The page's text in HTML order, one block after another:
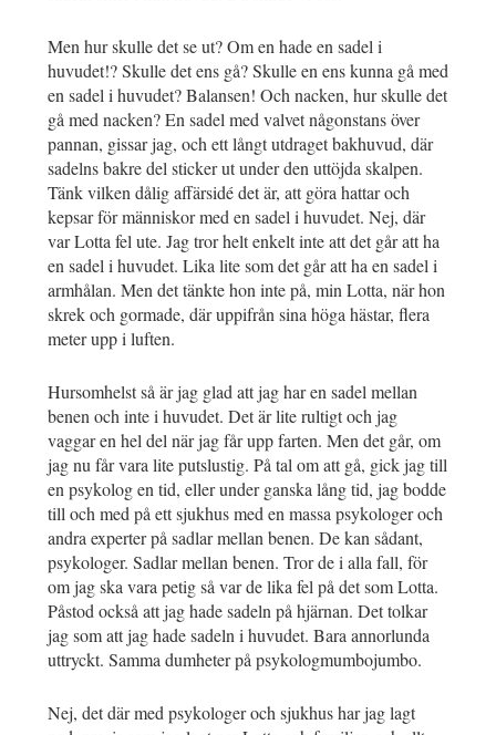
Men hur skulle det se ut? Om en hade en sadel i
huvudet!? Skulle det ens gå? Skulle en ens kunna gå med
en sadel i huvudet? Balansen! Och nacken, hur skulle det
gå med nacken? En sadel med valvet någonstans över
pannan, gissar jag, och ett långt utdraget bakhuvud, där
sadelns bakre del sticker ut under den uttöjda skalpen.
Tänk vilken dålig affärsidé det är, att göra hattar och
kepsar för människor med en sadel i huvudet. Nej, där
var Lotta fel ute. Jag tror helt enkelt inte att det går att ha
en sadel i huvudet. Lika lite som det går att ha en sadel i
armhålan. Men det tänkte hon inte på, min Lotta, när hon
skrek och gormade, där uppifrån sina höga hästar, flera
meter upp i luften.
Hursomhelst så är jag glad att jag har en sadel mellan
benen och inte i huvudet. Det är lite rultigt och jag
vaggar en hel del när jag får upp farten. Men det går, om
jag nu får vara lite putslustig. På tal om att gå, gick jag till
en psykolog en tid, eller under ganska lång tid, jag bodde
till och med på ett sjukhus med en massa psykologer och
andra experter på sadlar mellan benen. De kan sådant,
psykologer. Sadlar mellan benen. Tror de i alla fall, för
om jag ska vara petig så var de lika fel på det som Lotta.
Påstod också att jag hade sadeln på hjärnan. Det tolkar
jag som att jag hade sadeln i huvudet. Bara annorlunda
uttryckt. Samma dumheter på psykologmumbojumbo.
Nej, det där med psykologer och sjukhus har jag lagt